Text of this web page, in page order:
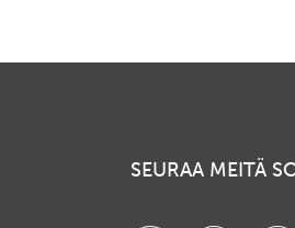
SEURAA MEITÄ